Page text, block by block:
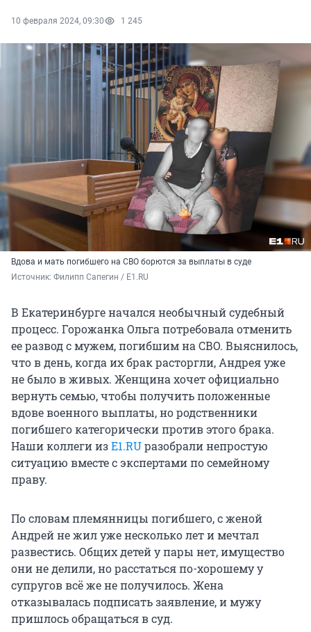
10 февраля 2024, 09:30 1 245
Вдова и мать погибшего на СВО борются за выплаты в суде
Источник: Филипп Сапегин / E1.RU
В Екатеринбурге начался необычный судебный
процесс. Горожанка Ольга потребовала отменить
ее развод с мужем, погибшим на СВО. Выяснилось,
что в день, когда их брак расторгли, Андрея уже
не было в живых. Женщина хочет официально
вернуть семью, чтобы получить положенные
вдове военного выплаты, но родственники
погибшего категорически против этого брака.
Наши коллеги изE1.RUразобрали непростую
ситуацию вместе с экспертами по семейному
праву.
По словам племянницы погибшего, с женой
Андрей не жил уже несколько лет и мечтал
развестись. Общих детей у пары нет, имущество
они не делили, но расстаться по-хорошему у
супругов всё же не получилось. Жена
отказывалась подписать заявление, и мужу
пришлось обращаться в суд.